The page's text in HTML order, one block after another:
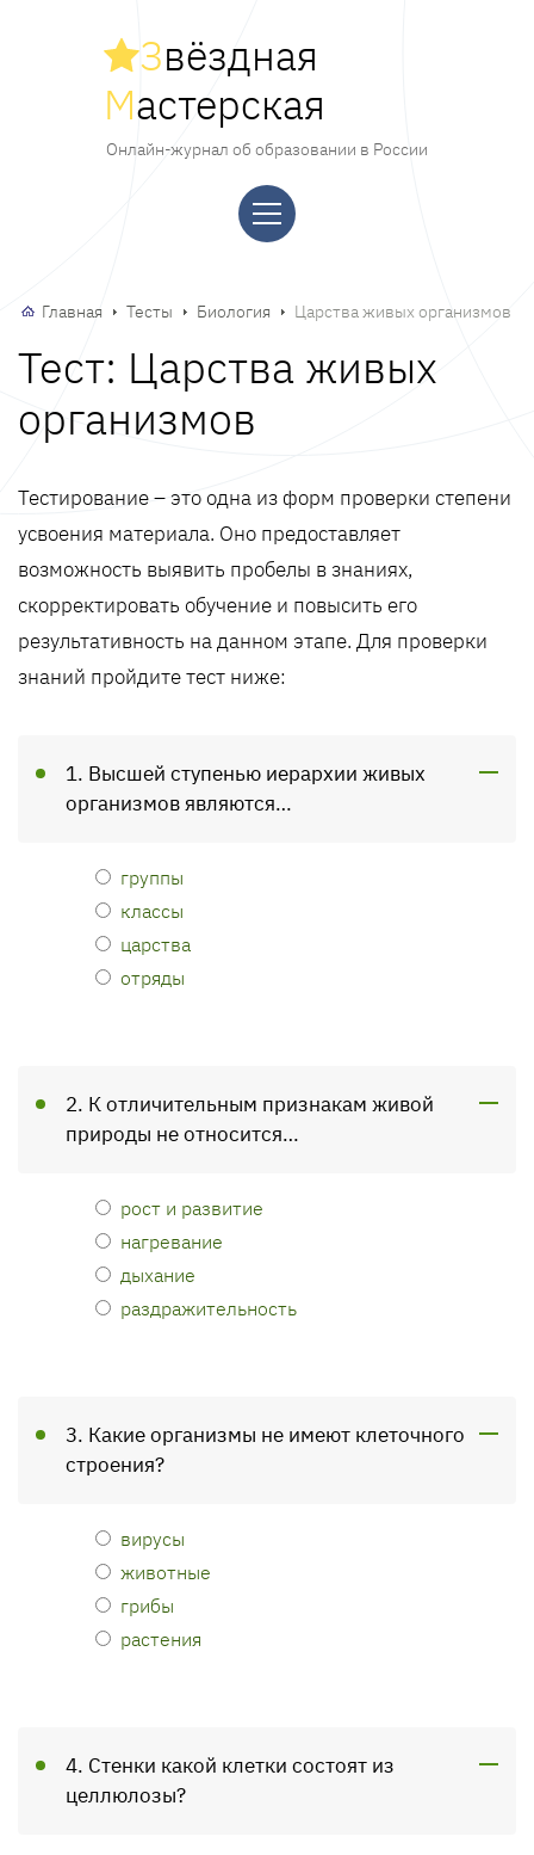
Звёздная
Мастерская
Онлайн-журнал об образовании в России
Главная Тесты Биология Царства живых организмов
Тест: Царства живых
организмов
Тестирование – это одна из форм проверки степени
усвоения материала. Оно предоставляет
возможность выявить пробелы в знаниях,
скорректировать обучение и повысить его
результативность на данном этапе. Для проверки
знаний пройдите тест ниже:
1. Высшей ступенью иерархии живых
организмов являются…
группы
классы
царства
отряды
2. К отличительным признакам живой
природы не относится…
рост и развитие
нагревание
дыхание
раздражительность
3. Какие организмы не имеют клеточного
строения?
вирусы
животные
грибы
растения
4. Стенки какой клетки состоят из
целлюлозы?